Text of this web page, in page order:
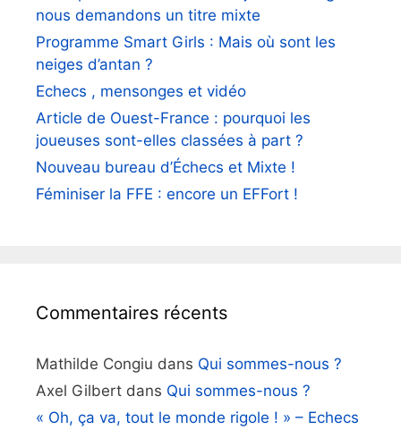
nous demandons un titre mixte
Programme Smart Girls : Mais où sont les
neiges d’antan ?
Echecs , mensonges et vidéo
Article de Ouest-France : pourquoi les
joueuses sont-elles classées à part ?
Nouveau bureau d’Échecs et Mixte !
Féminiser la FFE : encore un EFFort !
Commentaires récents
Mathilde Congiu dans Qui sommes-nous ?
Axel Gilbert dans Qui sommes-nous ?
« Oh, ça va, tout le monde rigole ! » – Echecs